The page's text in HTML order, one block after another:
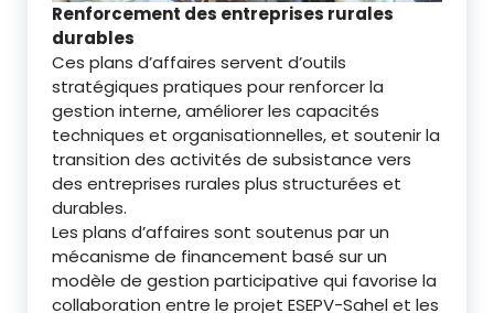
Renforcement des entreprises rurales
durables
Ces plans d’affaires servent d’outils
stratégiques pratiques pour renforcer la
gestion interne, améliorer les capacités
techniques et organisationnelles, et soutenir la
transition des activités de subsistance vers
des entreprises rurales plus structurées et
durables.
Les plans d’affaires sont soutenus par un
mécanisme de financement basé sur un
modèle de gestion participative qui favorise la
collaboration entre le projet ESEPV-Sahel et les